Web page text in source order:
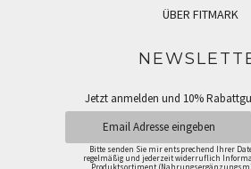
ÜBER FITMARK
Jetzt anmelden und 10%
Bitte senden Sie mir entsprechend Ihrer
regelmäßig und jederzeit widerruflich
Produktsortiment